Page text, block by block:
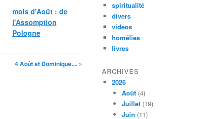
mois d'Août : de
l'Assomption
Pologne
4 Août st Dominique.... »
spiritualité
divers
videos
homélies
livres
ARCHIVES
2026
Août (4)
Juillet (19)
Juin (11)